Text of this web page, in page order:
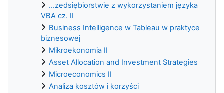
...zedsiębiorstwie z wykorzystaniem języka
VBA cz. II
Business Intelligence w Tableau w praktyce
biznesowej
Mikroekonomia II
Asset Allocation and Investment Strategies
Microeconomics II
Analiza kosztów i korzyści